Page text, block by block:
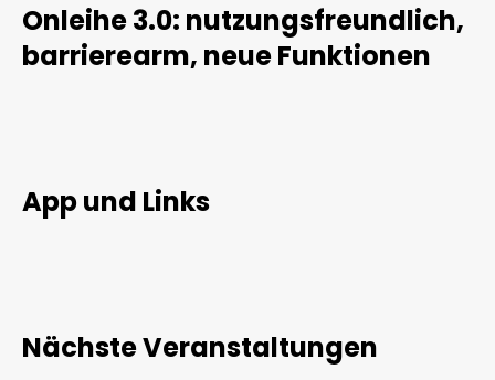
Onleihe 3.0: nutzungsfreundlich,
barrierearm, neue Funktionen
App und Links
Nächste Veranstaltungen